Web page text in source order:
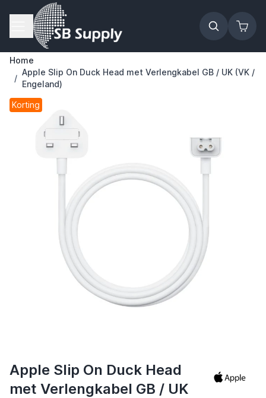
Ga naar de inhoud
Home
/
Apple Slip On Duck Head met Verlengkabel GB / UK (VK /
Engeland)
Korting
Apple Slip On Duck Head
met Verlengkabel GB / UK